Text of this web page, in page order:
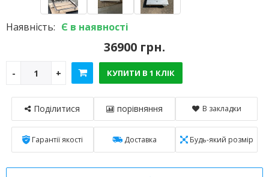
Наявність: Є в наявності
36900 грн.
КУПИТИ В 1 КЛІК
Поділитися порівняння В закладки
Гарантії якості Доставка Будь-який розмір